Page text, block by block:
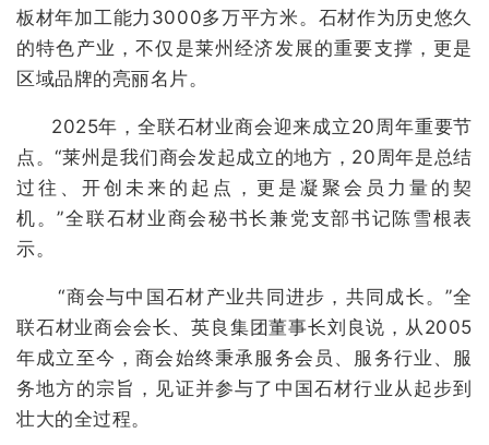
板材年加工能力3000多万平方米。石材作为历史悠久
的特色产业，不仅是莱州经济发展的重要支撑，更是
区域品牌的亮丽名片。
2025年，全联石材业商会迎来成立20周年重要节
点。“莱州是我们商会发起成立的地方，20周年是总结
过往、开创未来的起点，更是凝聚会员力量的契
机。”全联石材业商会秘书长兼党支部书记陈雪根表
示。
“商会与中国石材产业共同进步，共同成长。”全
联石材业商会会长、英良集团董事长刘良说，从2005
年成立至今，商会始终秉承服务会员、服务行业、服
务地方的宗旨，见证并参与了中国石材行业从起步到
壮大的全过程。